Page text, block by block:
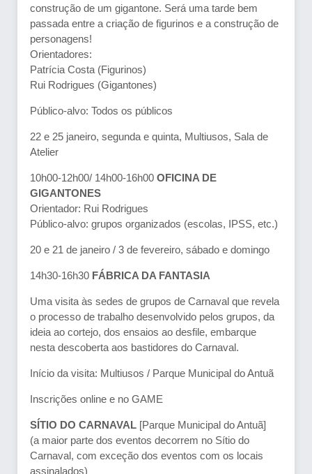
construção de um gigantone. Será uma tarde bem
passada entre a criação de figurinos e a construção de
personagens!
Orientadores:
Patrícia Costa (Figurinos)
Rui Rodrigues (Gigantones)
Público-alvo: Todos os públicos
22 e 25 janeiro, segunda e quinta, Multiusos, Sala de
Atelier
10h00-12h00/ 14h00-16h00 OFICINA DE
GIGANTONES
Orientador: Rui Rodrigues
Público-alvo: grupos organizados (escolas, IPSS, etc.)
20 e 21 de janeiro / 3 de fevereiro, sábado e domingo
14h30-16h30 FÁBRICA DA FANTASIA
Uma visita às sedes de grupos de Carnaval que revela
o processo de trabalho desenvolvido pelos grupos, da
ideia ao cortejo, dos ensaios ao desfile, embarque
nesta descoberta aos bastidores do Carnaval.
Início da visita: Multiusos / Parque Municipal do Antuã
Inscrições online e no GAME
SÍTIO DO CARNAVAL [Parque Municipal do Antuã]
(a maior parte dos eventos decorrem no Sítio do
Carnaval, com exceção dos eventos com os locais
assinalados)